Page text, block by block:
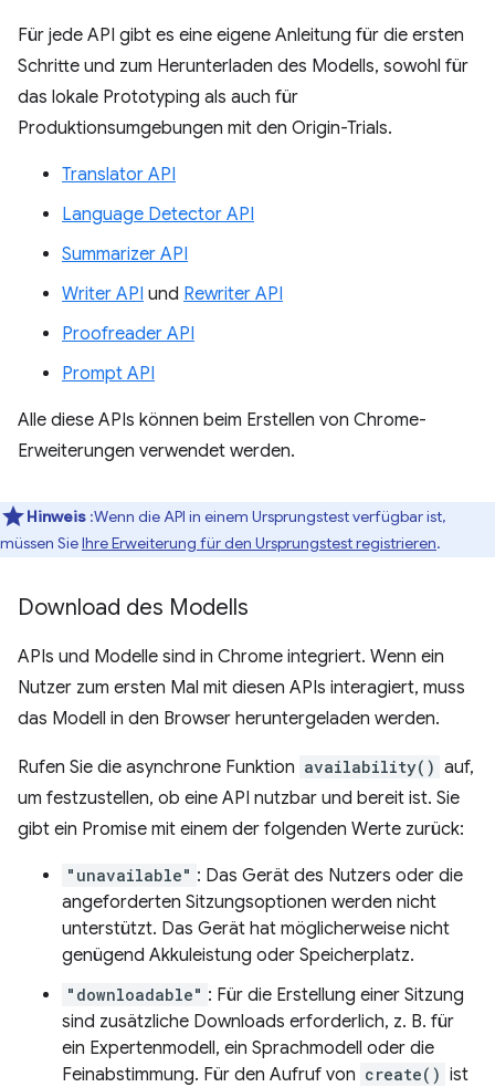
Für jede API gibt es eine eigene Anleitung für die ersten
Schritte und zum Herunterladen des Modells, sowohl für
das lokale Prototyping als auch für
Produktionsumgebungen mit den Origin-Trials.
Translator API
Language Detector API
Summarizer API
Writer API und Rewriter API
Proofreader API
Prompt API
Alle diese APIs können beim Erstellen von Chrome-
Erweiterungen verwendet werden.
Hinweis :Wenn die API in einem Ursprungstest verfügbar ist,
müssen SieIhre Erweiterung für den Ursprungstest registrieren.
Download des Modells
APIs und Modelle sind in Chrome integriert. Wenn ein
Nutzer zum ersten Mal mit diesen APIs interagiert, muss
das Modell in den Browser heruntergeladen werden.
Rufen Sie die asynchrone Funktion availability() auf,
um festzustellen, ob eine API nutzbar und bereit ist. Sie
gibt ein Promise mit einem der folgenden Werte zurück:
"unavailable" : Das Gerät des Nutzers oder die
angeforderten Sitzungsoptionen werden nicht
unterstützt. Das Gerät hat möglicherweise nicht
genügend Akkuleistung oder Speicherplatz.
"downloadable" : Für die Erstellung einer Sitzung
sind zusätzliche Downloads erforderlich, z. B. für
ein Expertenmodell, ein Sprachmodell oder die
Feinabstimmung. Für den Aufruf von create() ist